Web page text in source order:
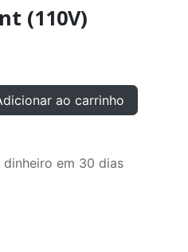
(110V)
ao carrinho
em 30 dias